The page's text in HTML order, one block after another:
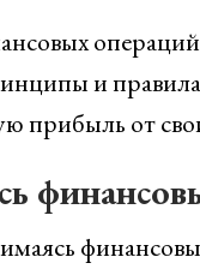
и
прибыль от